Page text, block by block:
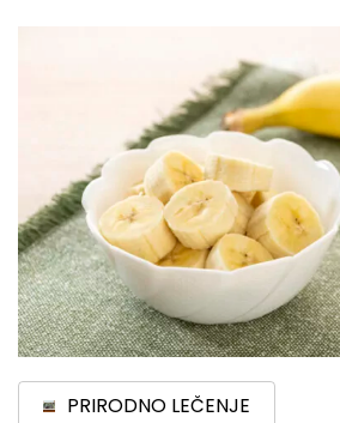
PRIRODNO LEČENJE